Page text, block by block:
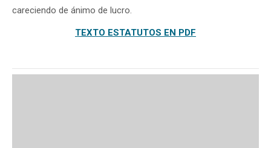
careciendo de ánimo de lucro.
TEXTO ESTATUTOS EN PDF